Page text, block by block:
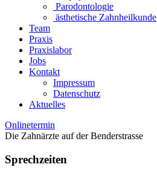
Parodontologie
ästhetische Zahnheilkunde
Team
Praxis
Praxislabor
Jobs
Kontakt
Impressum
Datenschutz
Aktuelles
Onlinetermin
Die Zahnärzte auf der Benderstrasse
Sprechzeiten